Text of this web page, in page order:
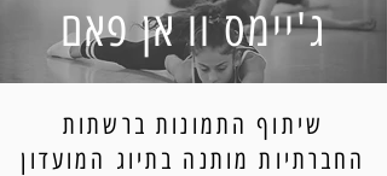
ג'יימס וו אן פאם
שיתוף התמונות ברשתות
החברתיות מותנה בתיוג המועדון